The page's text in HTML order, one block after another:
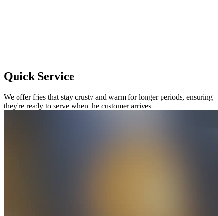
Quick Service
We offer fries that stay crusty and warm for longer periods, ensuring
they're ready to serve when the customer arrives.